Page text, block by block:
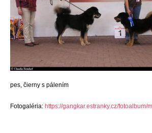
pes, čierny s pálením
Fotogaléria: https://gangkar.estranky.cz/fotoalbum/